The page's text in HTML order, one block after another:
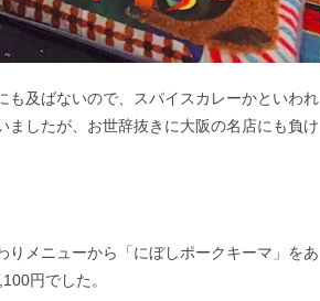
も及ばないので、スパイスカレーかといわれ
したが、お世辞抜きに大阪の名店にも負け
メニューから「にぼしポークキーマ」をあ
円でした。​